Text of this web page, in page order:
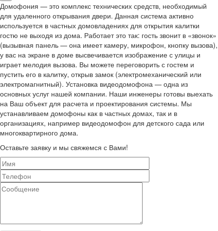
Домофония — это комплекс технических средств, необходимый
для удаленного открывания двери. Данная система активно
используется в частных домовладениях для открытия калитки
гостю не выходя из дома. Работает это так: гость звонит в «звонок»
(вызывная панель — она имеет камеру, микрофон, кнопку вызова),
у вас на экране в доме высвечивается изображение с улицы и
играет мелодия вызова. Вы можете переговорить с гостем и
пустить его в калитку, открыв замок (электромеханический или
электромагнитный). Установка видеодомофона — одна из
основных услуг нашей компании. Наши инженеры готовы выехать
на Ваш объект для расчета и проектирования системы. Мы
устанавливаем домофоны как в частных домах, так и в
организациях, например видеодомофон для детского сада или
многоквартирного дома.
Оставьте заявку и мы свяжемся с Вами!